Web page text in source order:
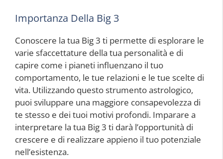
Importanza Della Big 3
Conoscere la tua Big 3 ti permette di esplorare le
varie sfaccettature della tua personalità e di
capire come i pianeti influenzano il tuo
comportamento, le tue relazioni e le tue scelte di
vita. Utilizzando questo strumento astrologico,
puoi sviluppare una maggiore consapevolezza di
te stesso e dei tuoi motivi profondi. Imparare a
interpretare la tua Big 3 ti darà l’opportunità di
crescere e di realizzare appieno il tuo potenziale
nell’esistenza.